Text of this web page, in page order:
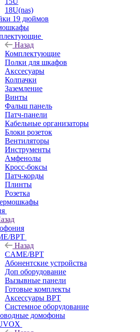
18U(nas)
19 дюймов
Назад
Комплектующие
Полки для шкафов
Акссесуары
Колпачки
Заземление
Винты
Фальш панель
Патч-панели
Кабельные организаторы
Блоки розеток
Вентиляторы
Инструменты
Амфенолы
Кросс-боксы
Патч-корды
Плинты
Розетка
BPT
Назад
CAME/BPT
Абонентские устройства
Доп оборудование
Вызывные панели
Готовые комплекты
Аксессуары BPT
Системное оборудование
домофоны